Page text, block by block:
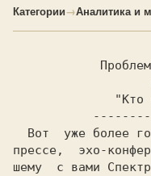
Категории→Аналитика и
"Кто
Вот
уже более
прессе,  эхо-
шему
с вами